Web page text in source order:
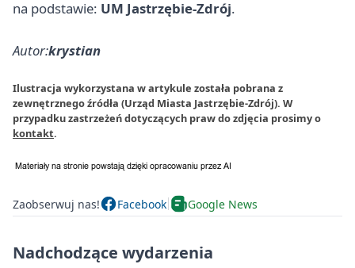
na podstawie: UM Jastrzębie-Zdrój.
Autor:krystian
Ilustracja wykorzystana w artykule została pobrana z
zewnętrznego źródła (Urząd Miasta Jastrzębie-Zdrój). W
przypadku zastrzeżeń dotyczących praw do zdjęcia prosimy o
kontakt.
Zaobserwuj nas! Facebook Google News
Nadchodzące wydarzenia